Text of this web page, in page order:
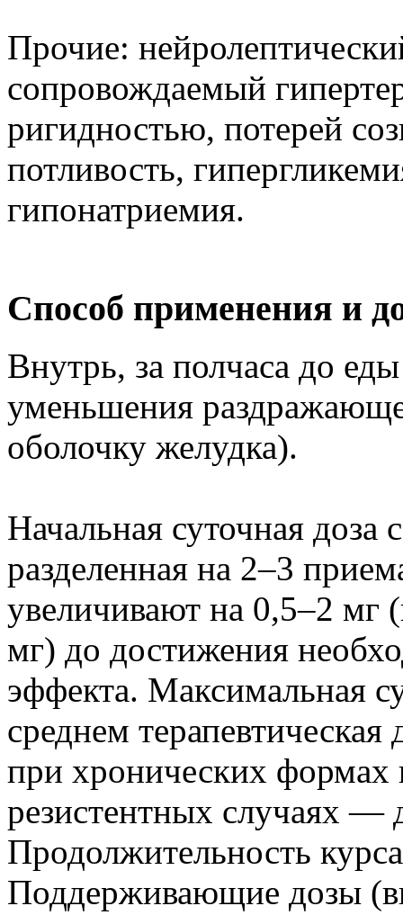
Прочие:
сопровождаемый
ригидностью, потерей
потливость,
гипонатриемия.
Способ применения и
Внутрь, за полчаса до
уменьшения
оболочку желудка).
Начальная суточная доза
разделенная на 2–3
увеличивают на 0,5–2 мг
мг) до достижения
эффекта. Максимальная
среднем терапевтическая
при хронических
резистентных случаях —
Продолжительность
Поддерживающие дозы